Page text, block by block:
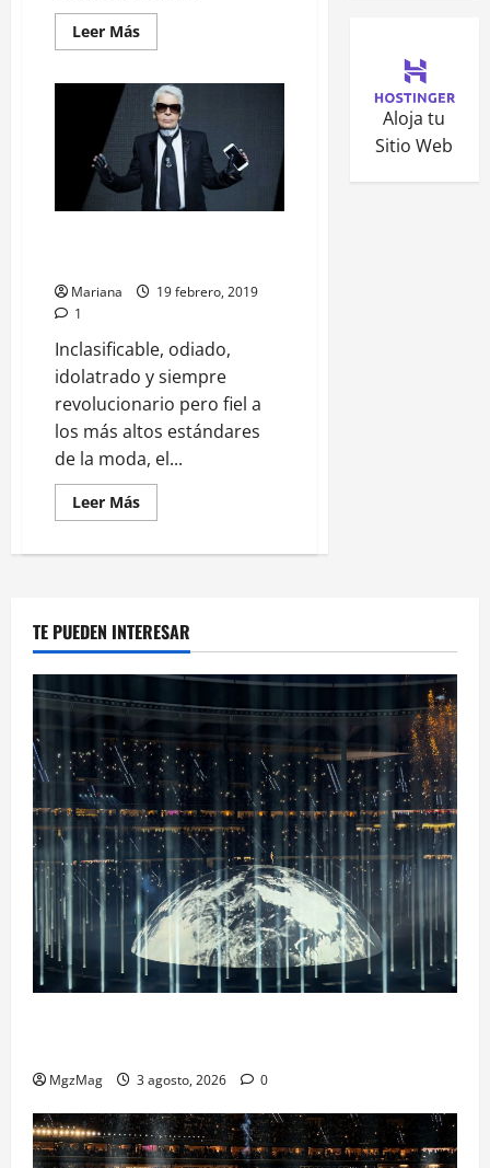
Leer Más
Mariana
19 febrero, 2019
1
Inclasificable, odiado,
idolatrado y siempre
revolucionario pero fiel a
los más altos estándares
de la moda, el...
Leer Más
Aloja tu
Sitio Web
TE PUEDEN INTERESAR
MgzMag 3 agosto, 2026 0